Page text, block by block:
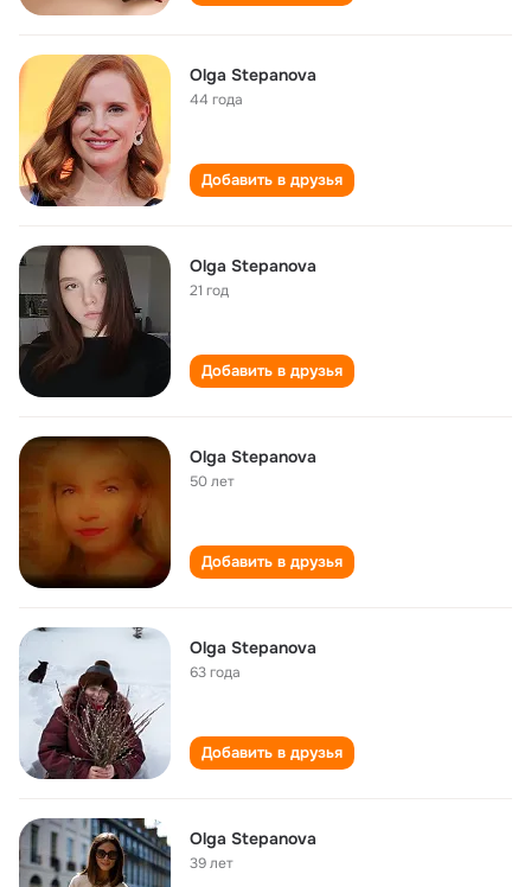
Olga Stepanova
44 года
Добавить в друзья
Olga Stepanova
21 год
Добавить в друзья
Olga Stepanova
50 лет
Добавить в друзья
Olga Stepanova
63 года
Добавить в друзья
Olga Stepanova
39 лет